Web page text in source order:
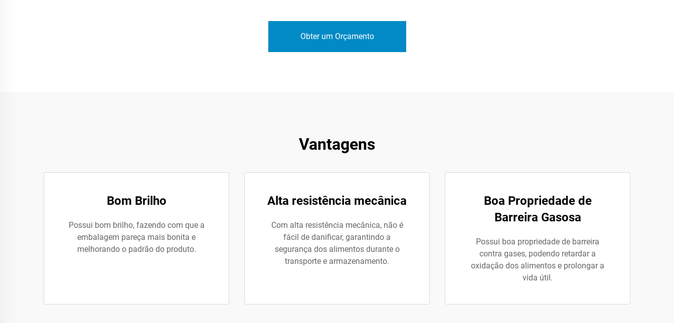
Obter um Orçamento
Vantagens
Bom Brilho
Possui bom brilho, fazendo com que a
embalagem pareça mais bonita e
melhorando o padrão do produto.
Alta resistência mecânica
Com alta resistência mecânica, não é
fácil de danificar, garantindo a
segurança dos alimentos durante o
transporte e armazenamento.
Boa Propriedade de
Barreira Gasosa
Possui boa propriedade de barreira
contra gases, podendo retardar a
oxidação dos alimentos e prolongar a
vida útil.